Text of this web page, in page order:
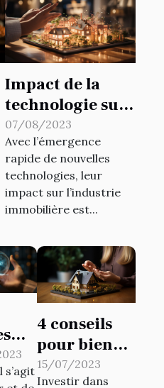
Impact de la
technologie sur
le marché
immobilier
07/08/2023
Avec l’émergence
rapide de nouvelles
technologies, leur
impact sur l’industrie
immobilière est...
s’agit
4 conseils
pour bien
investir
15/07/2023
Investir dans